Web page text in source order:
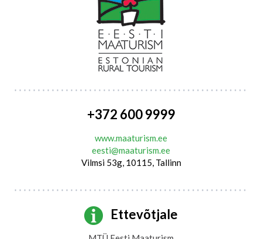
+372 600 9999
www.maaturism.ee
eesti@maaturism.ee
Vilmsi 53g, 10115, Tallinn
Ettevõtjale